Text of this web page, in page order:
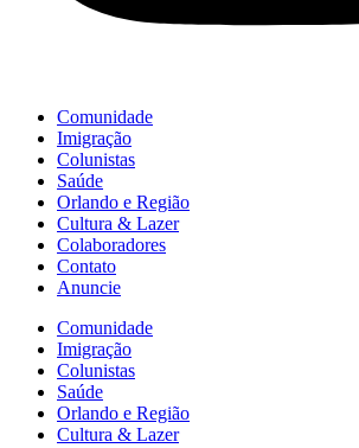
Comunidade
Imigração
Colunistas
Saúde
Orlando e Região
Cultura & Lazer
Colaboradores
Contato
Anuncie
Comunidade
Imigração
Colunistas
Saúde
Orlando e Região
Cultura & Lazer